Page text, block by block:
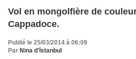
Vol en mongolfière de
Cappadoce.
Publié le 25/03/2014 à 06:09
Par Nina d'İstanbul